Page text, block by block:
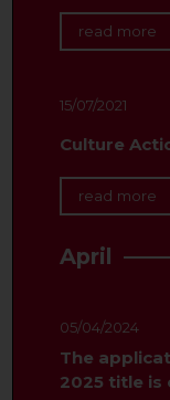
read more
15/07/2021
Culture
read more
April
05/04/2024
The
2025 title is